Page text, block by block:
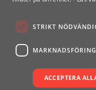
STRIKT
MARKNADSFÖRING
ACCEPTERA